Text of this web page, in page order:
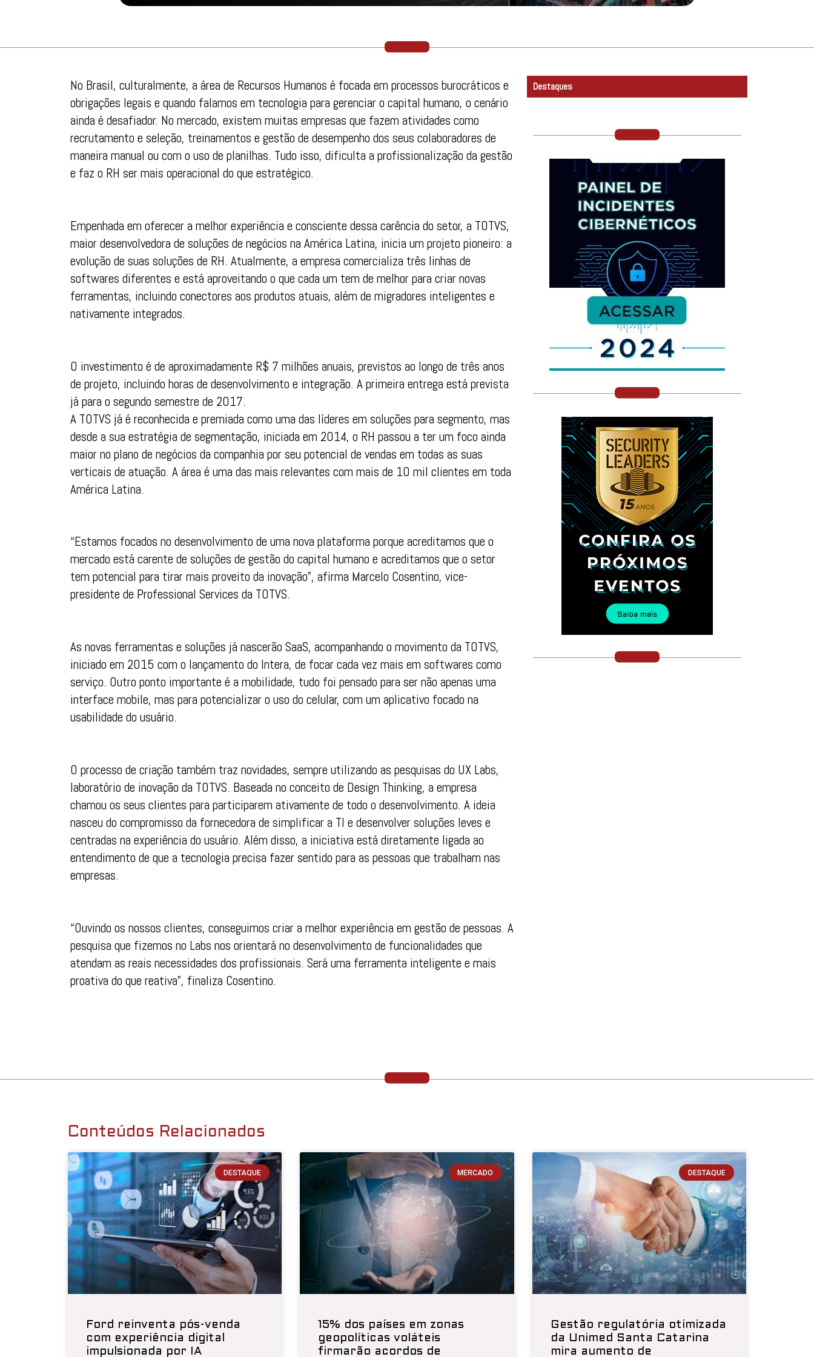
No Brasil, culturalmente, a área de Recursos Humanos é focada em processos burocráticos e
obrigações legais e quando falamos em tecnologia para gerenciar o capital humano, o cenário
ainda é desafiador. No mercado, existem muitas empresas que fazem atividades como
recrutamento e seleção, treinamentos e gestão de desempenho dos seus colaboradores de
maneira manual ou com o uso de planilhas. Tudo isso, dificulta a profissionalização da gestão
e faz o RH ser mais operacional do que estratégico.
Empenhada em oferecer a melhor experiência e consciente dessa carência do setor, a TOTVS,
maior desenvolvedora de soluções de negócios na América Latina, inicia um projeto pioneiro: a
evolução de suas soluções de RH. Atualmente, a empresa comercializa três linhas de
softwares diferentes e está aproveitando o que cada um tem de melhor para criar novas
ferramentas, incluindo conectores aos produtos atuais, além de migradores inteligentes e
nativamente integrados.
O investimento é de aproximadamente R$ 7 milhões anuais, previstos ao longo de três anos
de projeto, incluindo horas de desenvolvimento e integração. A primeira entrega está prevista
já para o segundo semestre de 2017.
A TOTVS já é reconhecida e premiada como uma das líderes em soluções para segmento, mas
desde a sua estratégia de segmentação, iniciada em 2014, o RH passou a ter um foco ainda
maior no plano de negócios da companhia por seu potencial de vendas em todas as suas
verticais de atuação. A área é uma das mais relevantes com mais de 10 mil clientes em toda
América Latina.
“Estamos focados no desenvolvimento de uma nova plataforma porque acreditamos que o
mercado está carente de soluções de gestão do capital humano e acreditamos que o setor
tem potencial para tirar mais proveito da inovação”, afirma Marcelo Cosentino, vice-
presidente de Professional Services da TOTVS.
As novas ferramentas e soluções já nascerão SaaS, acompanhando o movimento da TOTVS,
iniciado em 2015 com o lançamento do Intera, de focar cada vez mais em softwares como
serviço. Outro ponto importante é a mobilidade, tudo foi pensado para ser não apenas uma
interface mobile, mas para potencializar o uso do celular, com um aplicativo focado na
usabilidade do usuário.
O processo de criação também traz novidades, sempre utilizando as pesquisas do UX Labs,
laboratório de inovação da TOTVS. Baseada no conceito de Design Thinking, a empresa
chamou os seus clientes para participarem ativamente de todo o desenvolvimento. A ideia
nasceu do compromisso da fornecedora de simplificar a TI e desenvolver soluções leves e
centradas na experiência do usuário. Além disso, a iniciativa está diretamente ligada ao
entendimento de que a tecnologia precisa fazer sentido para as pessoas que trabalham nas
empresas.
“Ouvindo os nossos clientes, conseguimos criar a melhor experiência em gestão de pessoas. A
pesquisa que fizemos no Labs nos orientará no desenvolvimento de funcionalidades que
atendam as reais necessidades dos profissionais. Será uma ferramenta inteligente e mais
proativa do que reativa”, finaliza Cosentino.
Destaques
Conteúdos Relacionados
DESTAQUE
Ford reinventa pós-venda
com experiência digital
impulsionada por IA
MERCADO
15% dos países em zonas
geopolíticas voláteis
firmarão acordos de
DESTAQUE
Gestão regulatória otimizada
da Unimed Santa Catarina
mira aumento de